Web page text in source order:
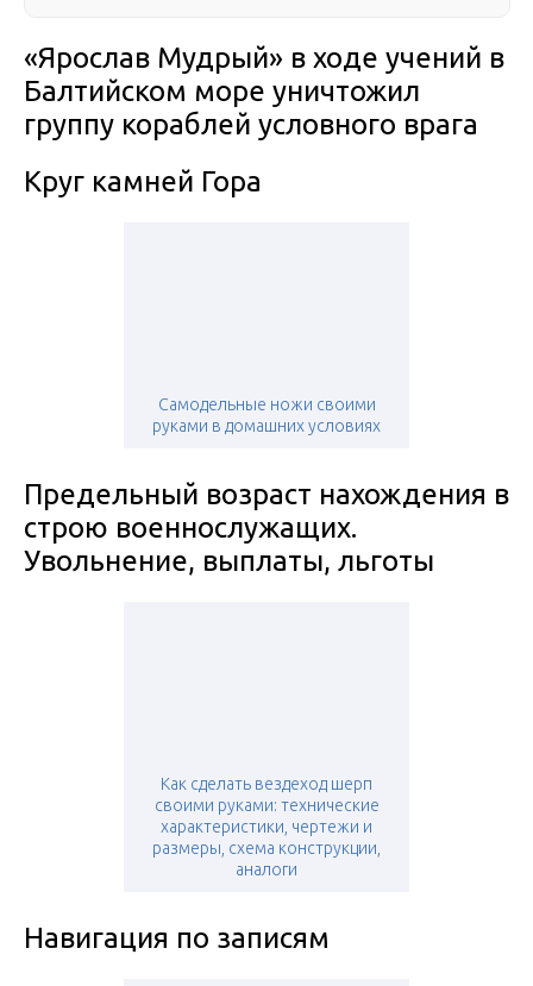
«Ярослав Мудрый» в ходе учений в
Балтийском море уничтожил
группу кораблей условного врага
Круг камней Гора
Самодельные ножи своими
руками в домашних условиях
Предельный возраст нахождения в
строю военнослужащих.
Увольнение, выплаты, льготы
Как сделать вездеход шерп
своими руками: технические
характеристики, чертежи и
размеры, схема конструкции,
аналоги
Навигация по записям